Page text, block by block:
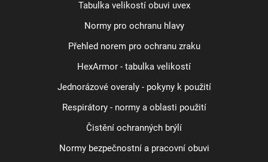
Tabulka velikostí obuvi uvex
Normy pro ochranu hlavy
Přehled norem pro ochranu zraku
HexArmor - tabulka velikostí
Jednorázové overaly - pokyny k použití
Respirátory - normy a oblasti použití
Čistění ochranných brýlí
Normy bezpečnostní a pracovní obuvi